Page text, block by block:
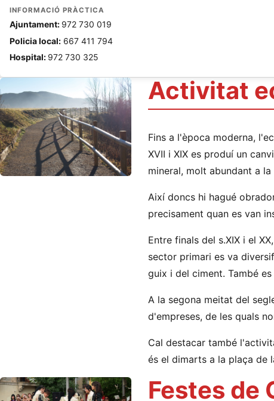
INFORMACIÓ PRÀCTICA
Ajuntament: 972 730 019
Policia local: 667 411 794
Hospital: 972 730 325
Activitat
Fins a l'època moderna,
XVII i XIX es produí un
mineral, molt abundant a la
Així doncs hi hagué
precisament quan es van
Entre finals del s.XIX i el
sector primari es va
guix i del ciment. També
A la segona meitat del
d'empreses, de les quals
Cal destacar també
és el dimarts a la plaça de
Festes de